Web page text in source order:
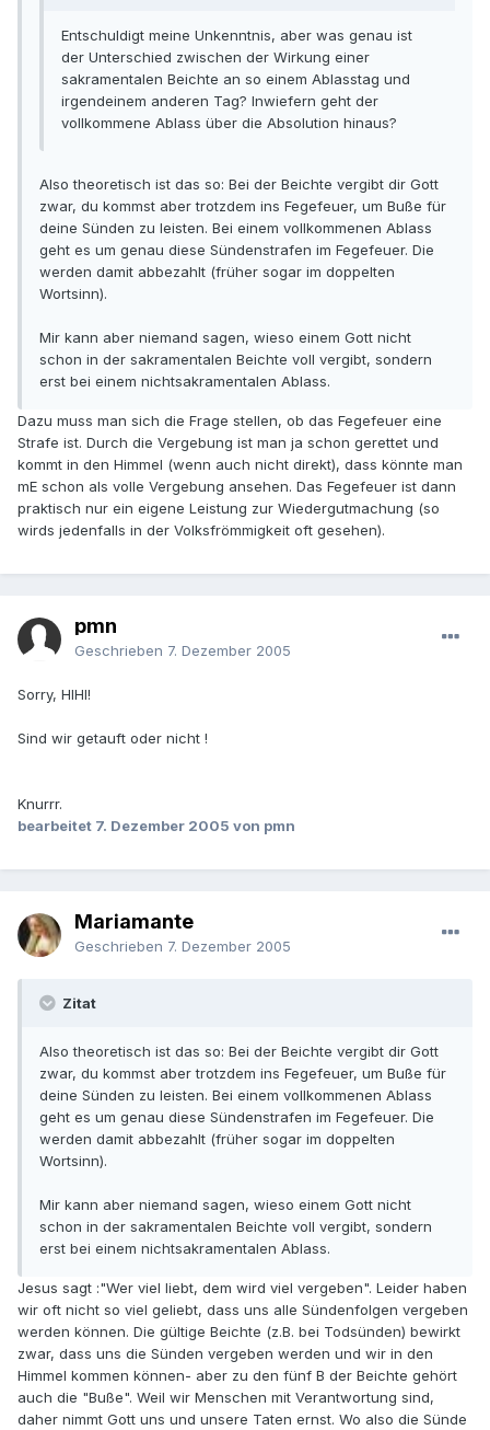
Entschuldigt meine Unkenntnis, aber was genau ist
der Unterschied zwischen der Wirkung einer
sakramentalen Beichte an so einem Ablasstag und
irgendeinem anderen Tag? Inwiefern geht der
vollkommene Ablass über die Absolution hinaus?
Also theoretisch ist das so: Bei der Beichte vergibt dir Gott
zwar, du kommst aber trotzdem ins Fegefeuer, um Buße für
deine Sünden zu leisten. Bei einem vollkommenen Ablass
geht es um genau diese Sündenstrafen im Fegefeuer. Die
werden damit abbezahlt (früher sogar im doppelten
Wortsinn).
Mir kann aber niemand sagen, wieso einem Gott nicht
schon in der sakramentalen Beichte voll vergibt, sondern
erst bei einem nichtsakramentalen Ablass.
Dazu muss man sich die Frage stellen, ob das Fegefeuer eine
Strafe ist. Durch die Vergebung ist man ja schon gerettet und
kommt in den Himmel (wenn auch nicht direkt), dass könnte man
mE schon als volle Vergebung ansehen. Das Fegefeuer ist dann
praktisch nur ein eigene Leistung zur Wiedergutmachung (so
wirds jedenfalls in der Volksfrömmigkeit oft gesehen).
pmn
Geschrieben 7. Dezember 2005
Sorry, HIHI!
Sind wir getauft oder nicht !
Knurrr.
bearbeitet 7. Dezember 2005 von pmn
Mariamante
Geschrieben 7. Dezember 2005
Zitat
Also theoretisch ist das so: Bei der Beichte vergibt dir Gott
zwar, du kommst aber trotzdem ins Fegefeuer, um Buße für
deine Sünden zu leisten. Bei einem vollkommenen Ablass
geht es um genau diese Sündenstrafen im Fegefeuer. Die
werden damit abbezahlt (früher sogar im doppelten
Wortsinn).
Mir kann aber niemand sagen, wieso einem Gott nicht
schon in der sakramentalen Beichte voll vergibt, sondern
erst bei einem nichtsakramentalen Ablass.
Jesus sagt :"Wer viel liebt, dem wird viel vergeben". Leider haben
wir oft nicht so viel geliebt, dass uns alle Sündenfolgen vergeben
werden können. Die gültige Beichte (z.B. bei Todsünden) bewirkt
zwar, dass uns die Sünden vergeben werden und wir in den
Himmel kommen können- aber zu den fünf B der Beichte gehört
auch die "Buße". Weil wir Menschen mit Verantwortung sind,
daher nimmt Gott uns und unsere Taten ernst. Wo also die Sünde